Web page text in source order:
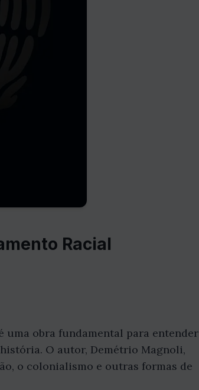
Racial
uma obra fundamental para entender
O autor, Demétrio Magnoli,
o colonialismo e outras formas de